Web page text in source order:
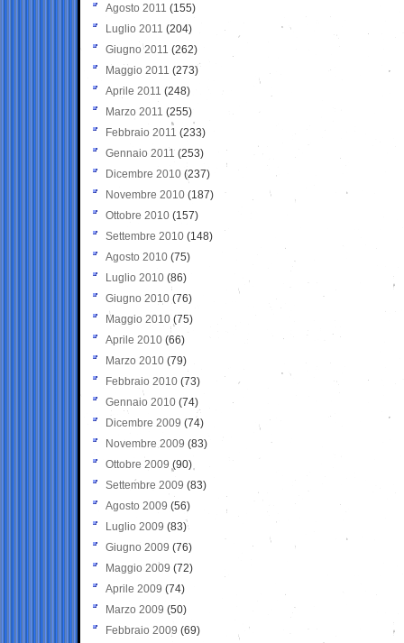
Agosto 2011 (155)
Luglio 2011 (204)
Giugno 2011 (262)
Maggio 2011 (273)
Aprile 2011 (248)
Marzo 2011 (255)
Febbraio 2011 (233)
Gennaio 2011 (253)
Dicembre 2010 (237)
Novembre 2010 (187)
Ottobre 2010 (157)
Settembre 2010 (148)
Agosto 2010 (75)
Luglio 2010 (86)
Giugno 2010 (76)
Maggio 2010 (75)
Aprile 2010 (66)
Marzo 2010 (79)
Febbraio 2010 (73)
Gennaio 2010 (74)
Dicembre 2009 (74)
Novembre 2009 (83)
Ottobre 2009 (90)
Settembre 2009 (83)
Agosto 2009 (56)
Luglio 2009 (83)
Giugno 2009 (76)
Maggio 2009 (72)
Aprile 2009 (74)
Marzo 2009 (50)
Febbraio 2009 (69)